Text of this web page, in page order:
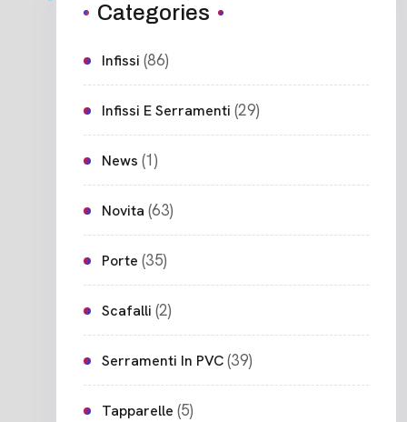
Categories
Infissi (86)
Infissi E Serramenti (29)
News (1)
Novita (63)
Porte (35)
Scafalli (2)
Serramenti In PVC(39)
Tapparelle (5)